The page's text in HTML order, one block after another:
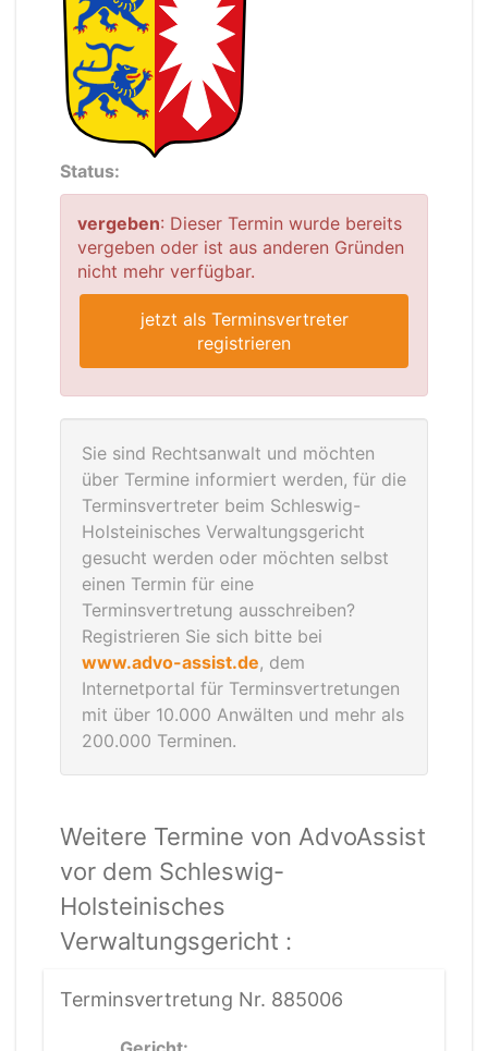
Status:
vergeben: Dieser Termin wurde bereits
vergeben oder ist aus anderen Gründen
nicht mehr verfügbar.
jetzt als Terminsvertreter
registrieren
Sie sind Rechtsanwalt und möchten
über Termine informiert werden, für die
Terminsvertreter beim Schleswig-
Holsteinisches Verwaltungsgericht
gesucht werden oder möchten selbst
einen Termin für eine
Terminsvertretung ausschreiben?
Registrieren Sie sich bitte bei
www.advo-assist.de, dem
Internetportal für Terminsvertretungen
mit über 10.000 Anwälten und mehr als
200.000 Terminen.
Weitere Termine von AdvoAssist
vor dem Schleswig-
Holsteinisches
Verwaltungsgericht :
Terminsvertretung Nr. 885006